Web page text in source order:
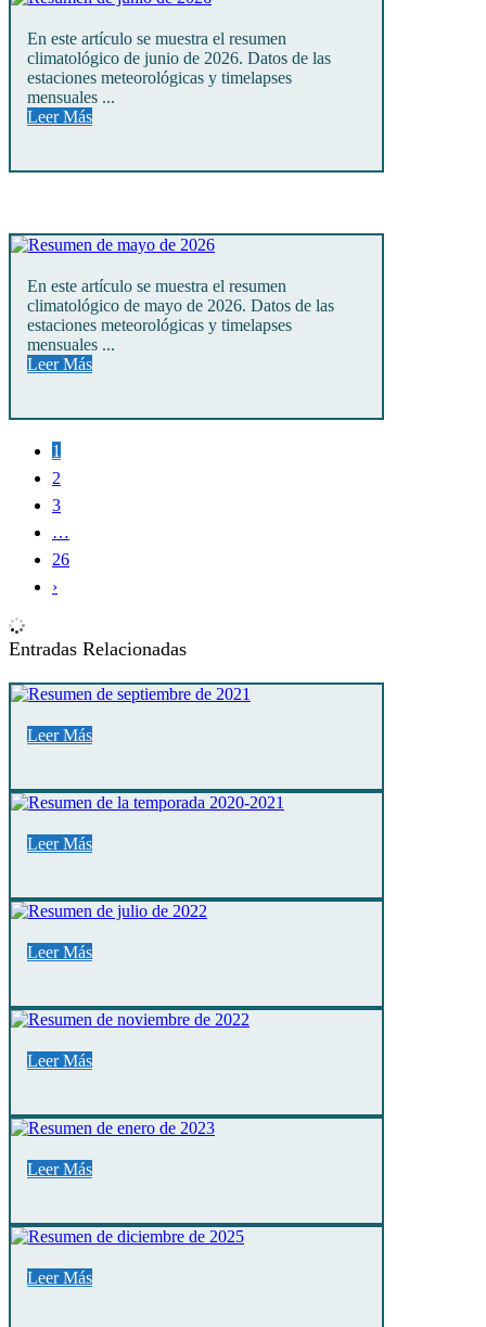
En este artículo se muestra el resumen
climatológico de junio de 2026. Datos de las
estaciones meteorológicas y timelapses
mensuales ...
Leer Más
En este artículo se muestra el resumen
climatológico de mayo de 2026. Datos de las
estaciones meteorológicas y timelapses
mensuales ...
Leer Más
1
2
3
…
26
›
Entradas Relacionadas
Leer Más
Leer Más
Leer Más
Leer Más
Leer Más
Leer Más